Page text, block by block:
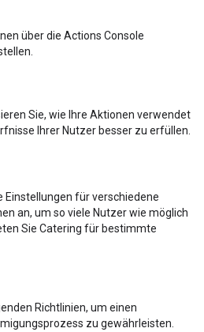
über die Actions Console
Sie, wie Ihre Aktionen verwendet
Ihrer Nutzer besser zu erfüllen.
Einstellungen für verschiedene
an, um so viele Nutzer wie möglich
Sie Catering für bestimmte
Richtlinien, um einen
zu gewährleisten.